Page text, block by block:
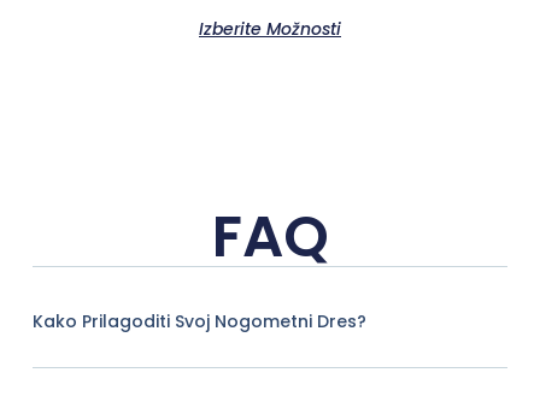
Izberite Možnosti
FAQ
Kako Prilagoditi Svoj Nogometni Dres?